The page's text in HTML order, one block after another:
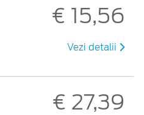
€ 15,56
Vezi detalii
€ 27,39